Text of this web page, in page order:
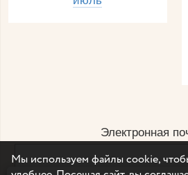
Электронная
Мы используем файлы cookie,